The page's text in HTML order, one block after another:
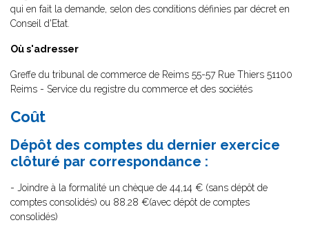
qui en fait la demande, selon des conditions définies par décret en
Conseil d'Etat.
Où s'adresser
Greffe du tribunal de commerce de Reims 55-57 Rue Thiers 51100
Reims - Service du registre du commerce et des sociétés
Coût
Dépôt des comptes du dernier exercice
clôturé par correspondance :
- Joindre à la formalité un chèque de 44,14 € (sans dépôt de
comptes consolidés) ou 88.28 €(avec dépôt de comptes
consolidés)